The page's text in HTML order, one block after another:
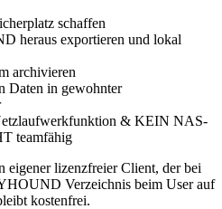
schaffen
heraus exportieren und lokal
archivieren
Daten in gewohnter
& KEIN NAS-
teamfähig
lizenzfreier Client, der bei
Verzeichnis beim User auf
kostenfrei.